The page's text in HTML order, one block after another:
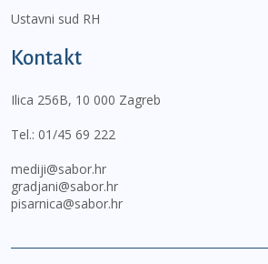
Ustavni sud RH
Kontakt
Ilica 256B, 10 000 Zagreb
Tel.: 01/45 69 222
mediji@sabor.hr
gradjani@sabor.hr
pisarnica@sabor.hr